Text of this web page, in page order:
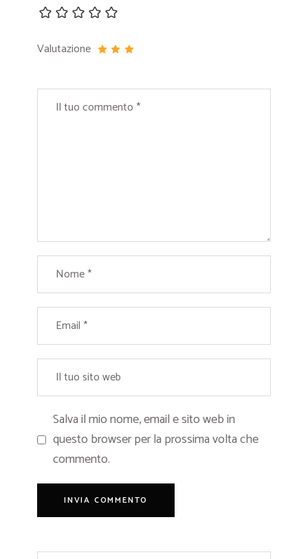
Valutazione
Salva il mio nome, email e sito web in
questo browser per la prossima volta che
commento.